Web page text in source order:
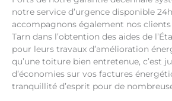
notre service d’urgence disponible
accompagnons également nos
Tarn dans l’obtention des aides de
pour leurs travaux d’amélioration
qu’une toiture bien entretenue, c’est
d’économies sur vos factures
tranquillité d’esprit pour de